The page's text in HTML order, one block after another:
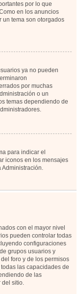
por lo que
en los anuncios
un tema son otorgados
ya no pueden
por muchas
o un
temas dependiendo de
para indicar el
iconos en los mensajes
Administración.
con el mayor nivel
pueden controlar todas
configuraciones
grupos usuarios y
foro y de los permisos
las capacidades de
de las
del sitio.